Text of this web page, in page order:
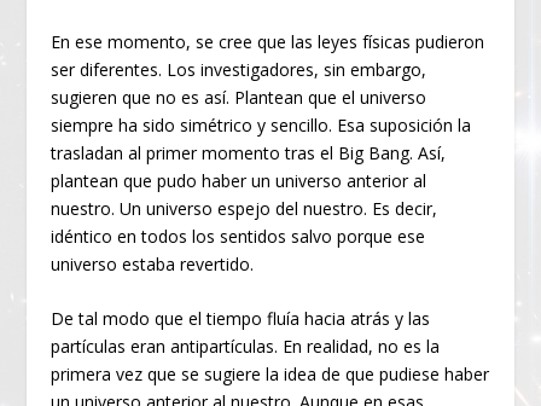
En ese momento, se cree que las leyes físicas pudieron
ser diferentes. Los investigadores, sin embargo,
sugieren que no es así. Plantean que el universo
siempre ha sido simétrico y sencillo. Esa suposición la
trasladan al primer momento tras el Big Bang. Así,
plantean que pudo haber un universo anterior al
nuestro. Un universo espejo del nuestro. Es decir,
idéntico en todos los sentidos salvo porque ese
universo estaba revertido.
De tal modo que el tiempo fluía hacia atrás y las
partículas eran antipartículas. En realidad, no es la
primera vez que se sugiere la idea de que pudiese haber